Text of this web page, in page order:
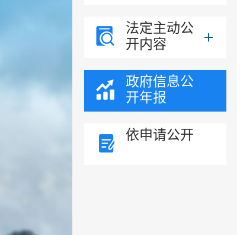
法定主动公
开内容
政府信息公
开年报
依申请公开